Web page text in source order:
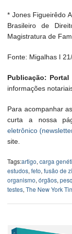
* Jones Figueirêdo
Brasileiro de
Magistratura de
Fonte: Migalhas I
Publicação: Portal
informações
Para acompanhar
curta a nossa
eletrônico
site.
Tags:artigo, carga
estudos, feto, fusão de
organismo, órgãos,
testes, The New York